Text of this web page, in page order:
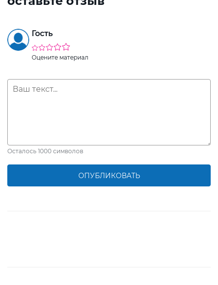
Гость
Оцените материал
Осталось 1000 символов
ОПУБЛИКОВАТЬ